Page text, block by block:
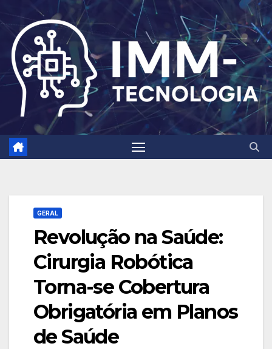
to
content
GERAL
Revolução na Saúde:
Cirurgia Robótica
Torna-se Cobertura
Obrigatória em Planos
de Saúde